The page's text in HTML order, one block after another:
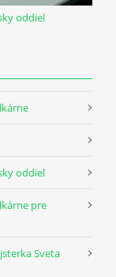
oddiel
oddiel
pre
Sveta